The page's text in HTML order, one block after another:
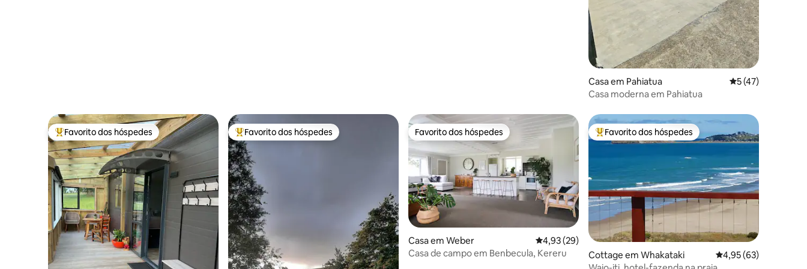
Casa em Pahiatua Classificação
5 (47)
Casa moderna em Pahiatua
Favoritos dos hóspedes mais apreciados
Favorito dos hóspedes Favoritos dos hóspedes mais apreciados
Favorito dos hóspedes Favorito dos hóspedes
Favorito dos hóspedes
Casa em Weber Classificação média de 4,93 em 5 estrelas, 29avaliações
4,93 (29)
Casa de campo em Benbecula, Kereru
Favoritos dos hóspedes mais apreciados
Favorito dos hóspedes
Cottage em Whakataki Classificação média
4,95 (63)